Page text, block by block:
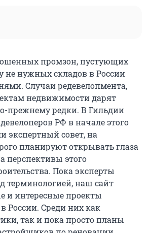
промзон, пустующих
не нужных складов в России
Случаи редевелопмента,
недвижимости дарят
прежнему редки. В Гильдии
РФ в начале этого
экспертный совет, на
планируют открывать глаза
перспективы этого
Пока эксперты
наш сайт
и интересные проекты
России. Среди них как
так и пока просто планы